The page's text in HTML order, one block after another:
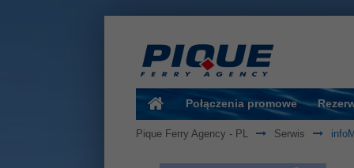
Połączenia promowe
Pique Ferry Agency - PL Serwis